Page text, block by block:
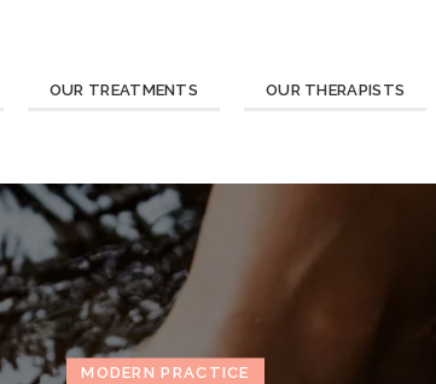
OUR TREATMENTS OUR THERAPISTS
MODERN PRACTICE